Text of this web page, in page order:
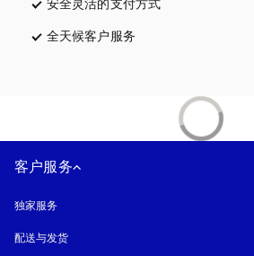
安全灵活的支付方式在新选项卡中打开
全天候客户服务
客户服务
独家服务
配送与发货